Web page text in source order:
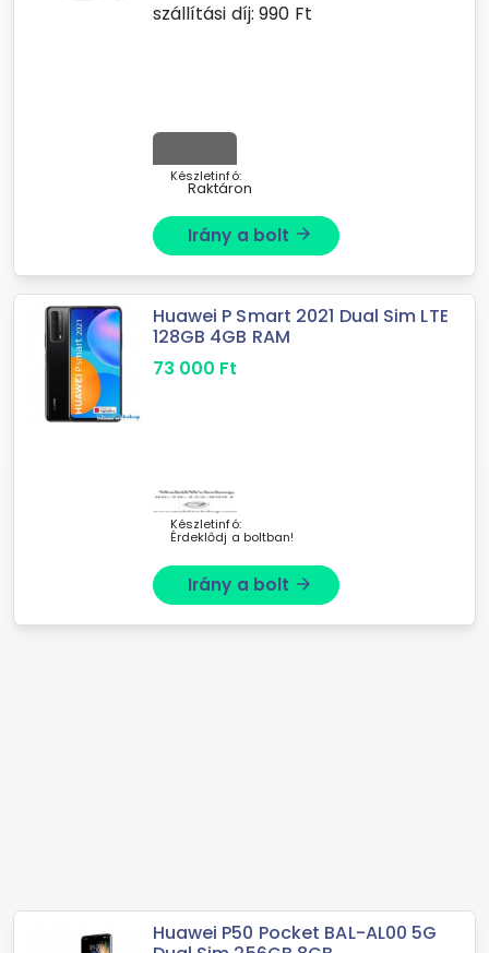
szállítási díj: 990 Ft
Készletinfó:
Raktáron
Irány a bolt arrow_forward
Huawei P Smart 2021 Dual Sim LTE
128GB 4GB RAM
73 000 Ft
Készletinfó:
Érdeklődj a boltban!
Irány a bolt arrow_forward
Huawei P50 Pocket BAL-AL00 5G